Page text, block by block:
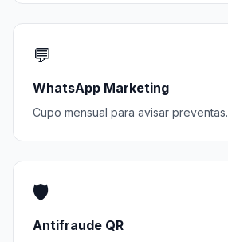
💬
WhatsApp Marketing
Cupo mensual para avisar preventas.
🛡️
Antifraude QR